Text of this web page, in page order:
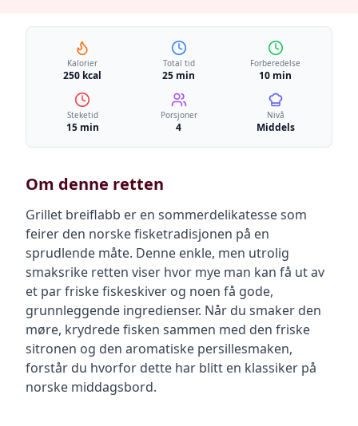
Kalorier
250 kcal
Total tid
25 min
Forberedelse
10 min
Steketid
15 min
Porsjoner
4
Nivå
Middels
Om denne retten
Grillet breiflabb er en sommerdelikatesse som
feirer den norske fisketradisjonen på en
sprudlende måte. Denne enkle, men utrolig
smaksrike retten viser hvor mye man kan få ut av
et par friske fiskeskiver og noen få gode,
grunnleggende ingredienser. Når du smaker den
møre, krydrede fisken sammen med den friske
sitronen og den aromatiske persillesmaken,
forstår du hvorfor dette har blitt en klassiker på
norske middagsbord.